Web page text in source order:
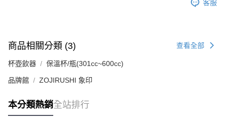
客服
商品相關分類 (3) 查看全部
杯壺飲器 保溫杯/瓶(301cc~600cc)
品牌館 ZOJIRUSHI 象印
本分類熱銷全站排行